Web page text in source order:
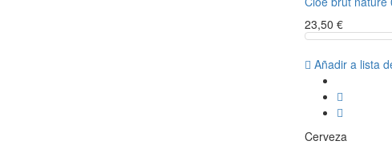
23,50 €
Añadir a lista
Cerveza